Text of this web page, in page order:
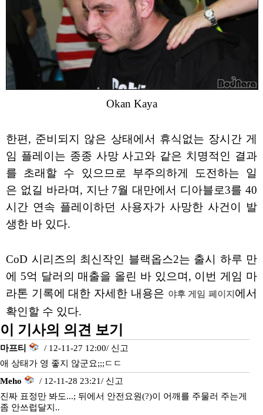
Okan Kaya
한편, 준비되지 않은 상태에서 휴식없는 장시간 게
임 플레이는 종종 사망 사고와 같은 치명적인 결과
를 초래할 수 있으므로 부주의하게 도전하는 일
은 없길 바라며, 지난 7월 대만에서 디아블로3를 40
시간 연속 플레이하던 사용자가 사망한 사건이 발
생한 바 있다.
CoD 시리즈의 최신작인 블랙옵스2는 출시 하루 만
에 5억 달러의 매출을 올린 바 있으며, 이번 게임 마
라톤 기록에 대한 자세한 내용은 야후 게임 페이지 에서
확인할 수 있다.
이 기사의 의견 보기
마프티 / 12-11-27 12:00/ 신고
애 상태가 영 좋지 않군요;;;ㄷㄷ
Meho
/ 12-11-28 23:21/ 신고
진짜 표정만 봐도...; 뒤에서 안전요원(?)이 어깨를 주물러 주는게
좀 안쓰럽달지..